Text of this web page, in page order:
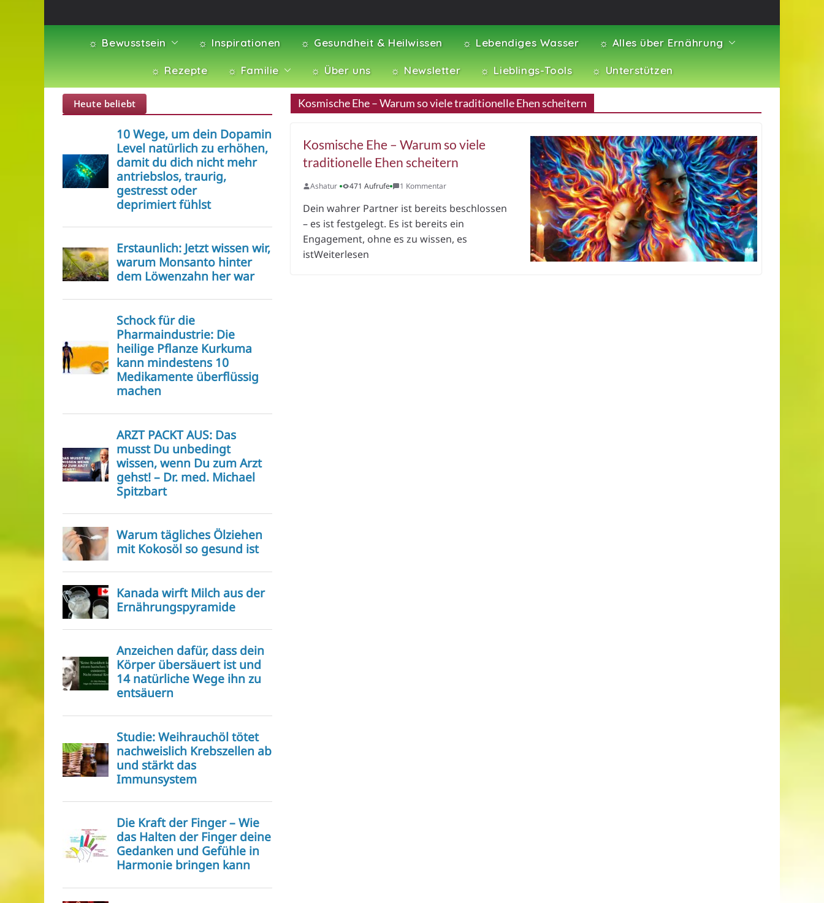
☼ Bewusstsein ☼ Inspirationen ☼ Gesundheit & Heilwissen ☼ Lebendiges Wasser ☼ Alles über Ernährung
☼ Rezepte ☼ Familie ☼ Über uns ☼ Newsletter ☼ Lieblings-Tools ☼ Unterstützen
Kosmische Ehe – Warum so viele traditionelle Ehen scheitern
Kosmische Ehe – Warum so viele
traditionelle Ehen scheitern
Ashatur 471 Aufrufe 1 Kommentar
Dein wahrer Partner ist bereits beschlossen
– es ist festgelegt. Es ist bereits ein
Engagement, ohne es zu wissen, es
istWeiterlesen
Heute beliebt